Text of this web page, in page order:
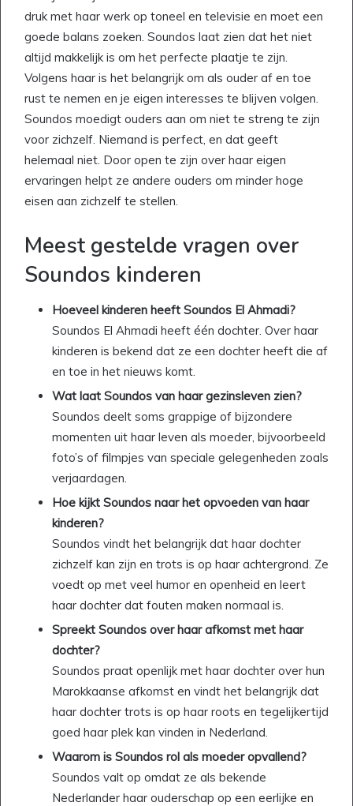
druk met haar werk op toneel en televisie en moet een
goede balans zoeken. Soundos laat zien dat het niet
altijd makkelijk is om het perfecte plaatje te zijn.
Volgens haar is het belangrijk om als ouder af en toe
rust te nemen en je eigen interesses te blijven volgen.
Soundos moedigt ouders aan om niet te streng te zijn
voor zichzelf. Niemand is perfect, en dat geeft
helemaal niet. Door open te zijn over haar eigen
ervaringen helpt ze andere ouders om minder hoge
eisen aan zichzelf te stellen.
Meest gestelde vragen over
Soundos kinderen
Hoeveel kinderen heeft Soundos El Ahmadi?
Soundos El Ahmadi heeft één dochter. Over haar
kinderen is bekend dat ze een dochter heeft die af
en toe in het nieuws komt.
Wat laat Soundos van haar gezinsleven zien?
Soundos deelt soms grappige of bijzondere
momenten uit haar leven als moeder, bijvoorbeeld
foto’s of filmpjes van speciale gelegenheden zoals
verjaardagen.
Hoe kijkt Soundos naar het opvoeden van haar
kinderen?
Soundos vindt het belangrijk dat haar dochter
zichzelf kan zijn en trots is op haar achtergrond. Ze
voedt op met veel humor en openheid en leert
haar dochter dat fouten maken normaal is.
Spreekt Soundos over haar afkomst met haar
dochter?
Soundos praat openlijk met haar dochter over hun
Marokkaanse afkomst en vindt het belangrijk dat
haar dochter trots is op haar roots en tegelijkertijd
goed haar plek kan vinden in Nederland.
Waarom is Soundos rol als moeder opvallend?
Soundos valt op omdat ze als bekende
Nederlander haar ouderschap op een eerlijke en